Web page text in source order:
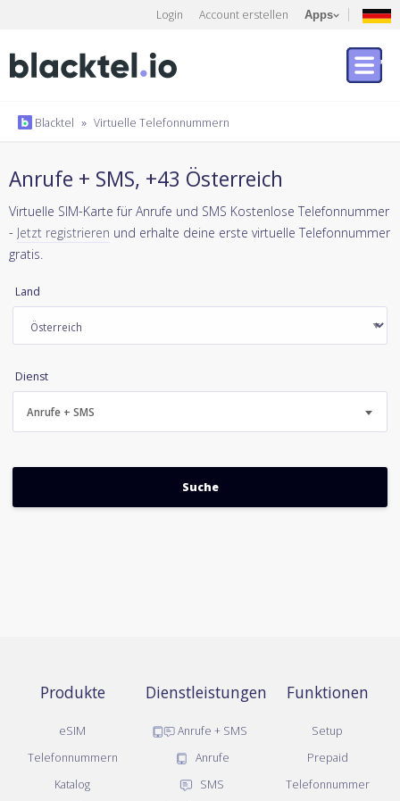
Login Account erstellen Apps
Blacktel » Virtuelle Telefonnummern
Anrufe + SMS, +43 Österreich
Virtuelle SIM-Karte für Anrufe und SMS Kostenlose Telefonnummer
- Jetzt registrieren und erhalte deine erste virtuelle Telefonnummer
gratis.
Land
Dienst
Anrufe + SMS
Produkte
eSIM
Telefonnummern
Katalog
Dienstleistungen
Anrufe + SMS
Anrufe
SMS
Funktionen
Setup
Prepaid
Telefonnummer